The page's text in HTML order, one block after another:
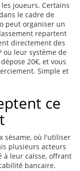
joueurs. Certains
le cadre de
peut organiser un
repartent
directement des
ou leur système de
20€, et vous
Simple et
ce
sésame, où l'utiliser
plusieurs acteurs
à leur caisse, offrant
bancaire.